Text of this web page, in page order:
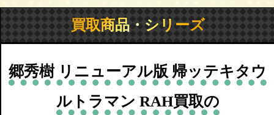
買取商品・シリーズ
郷秀樹 リニューアル版 帰ッテキタウ
ルトラマン RAH買取の